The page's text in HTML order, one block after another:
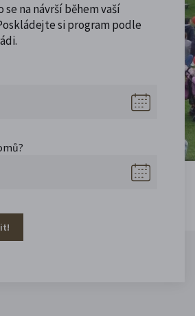
se na návrší během vaší
si program podle